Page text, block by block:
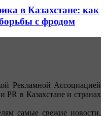
в Казахстане: как
с фродом
Рекламной Ассоциацией
PR в Казахстане и странах
самые свежие новости,